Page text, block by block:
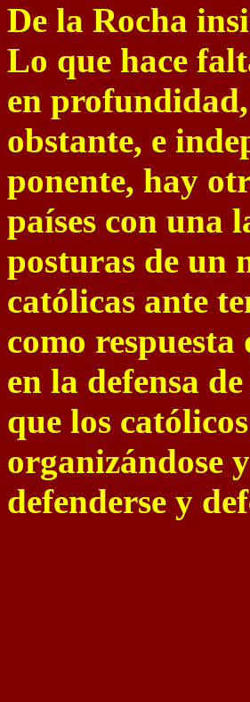
De la Rocha
Lo que hace
en
obstante, e
ponente, hay
países con una
posturas de un
católicas ante
como
en la defensa
que los
organizándose
defenderse y